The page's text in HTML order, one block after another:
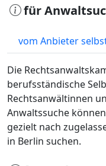
für
vom Anbieter
Die
berufsständische
Rechtsanwältinnen
Anwaltssuche
gezielt nach
in Berlin suchen.